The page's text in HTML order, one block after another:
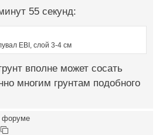
55 секунд:
EBI, слой 3-4 см
вполне может сосать
многим грунтам подобного
форуме